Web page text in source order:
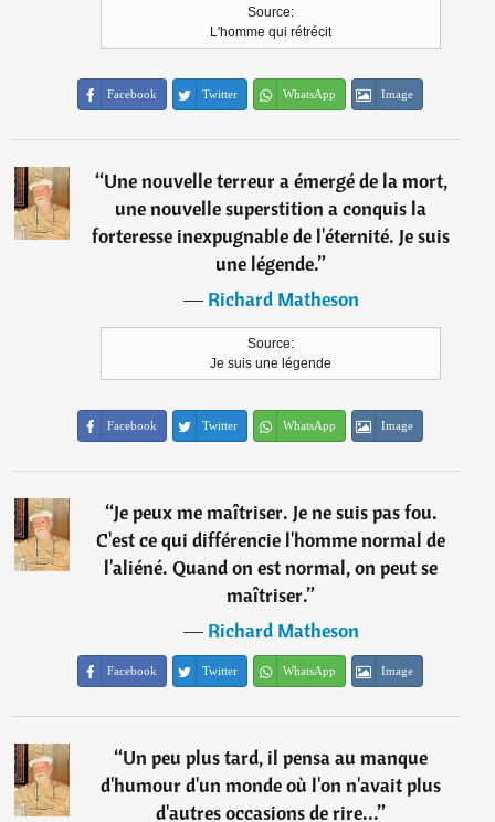
Source:
L'homme qui rétrécit
Facebook Twitter WhatsApp Image
“Une nouvelle terreur a émergé de la mort,
une nouvelle superstition a conquis la
forteresse inexpugnable de l'éternité. Je suis
une légende.”
―Richard Matheson
Source:
Je suis une légende
Facebook Twitter WhatsApp Image
“Je peux me maîtriser. Je ne suis pas fou.
C'est ce qui différencie l'homme normal de
l'aliéné. Quand on est normal, on peut se
maîtriser.”
―Richard Matheson
Facebook Twitter WhatsApp Image
“Un peu plus tard, il pensa au manque
d'humour d'un monde où l'on n'avait plus
d'autres occasions de rire...”